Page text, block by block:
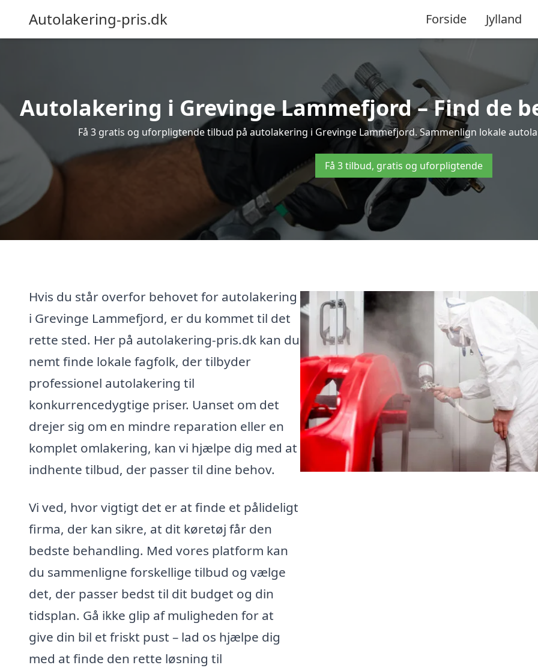
Autolakering-pris.dk Forside Jylland
Autolakering i Grevinge Lammefjord – Find de
Få 3 gratis og uforpligtende tilbud på autolakering i Grevinge Lammefjord. Sammenlign lokale
Få 3 tilbud, gratis og uforpligtende
Hvis du står overfor behovet for autolakering
i Grevinge Lammefjord, er du kommet til det
rette sted. Her på autolakering-pris.dk kan du
nemt finde lokale fagfolk, der tilbyder
professionel autolakering til
konkurrencedygtige priser. Uanset om det
drejer sig om en mindre reparation eller en
komplet omlakering, kan vi hjælpe dig med at
indhente tilbud, der passer til dine behov.
Vi ved, hvor vigtigt det er at finde et pålideligt
firma, der kan sikre, at dit køretøj får den
bedste behandling. Med vores platform kan
du sammenligne forskellige tilbud og vælge
det, der passer bedst til dit budget og din
tidsplan. Gå ikke glip af muligheden for at
give din bil et friskt pust – lad os hjælpe dig
med at finde den rette løsning til